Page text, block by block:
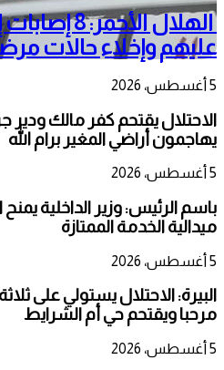
الهلال
عليهم وإخلاء حالات
5 أغسطس، 2026
الاحتلال يقتحم كفر مالك
يهاجمون أراضي المغير برام الله
5 أغسطس، 2026
باسم الرئيس: وزير الداخلية
ميدالية الخدمة الممتازة
5 أغسطس، 2026
البيرة: الاحتلال يستولي على
مرحبا ويقتحم حي أم الشرايط
5 أغسطس، 2026